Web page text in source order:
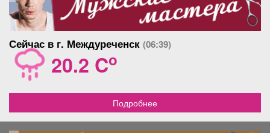
Сейчас в г. Междуреченск (06:39)
20.2 Co
Подробнее